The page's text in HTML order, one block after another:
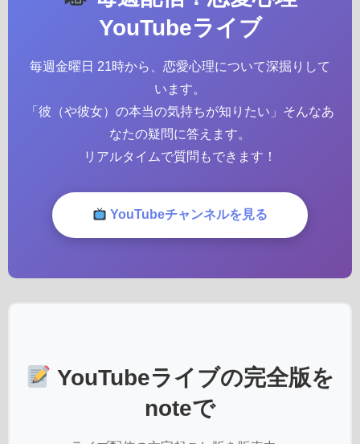
YouTubeライブ
毎週金曜日 21時から、恋愛心理について深掘りして
います。
「彼（や彼女）の本当の気持ちが知りたい」そんなあ
なたの疑問に答えます。
リアルタイムで質問もできます！
YouTubeチャンネルを見る
YouTubeライブの完全版を
noteで